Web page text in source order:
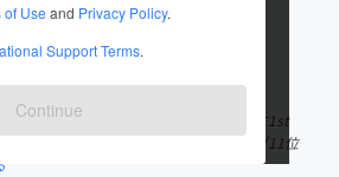
of Use and Privacy Policy.
Support Terms.
Continue
1件のプロジェクトを投稿しています
都府
都府
としてソロ活動を開始。2014年に1st
リース、iTunes HIP HOP日時ランキング11位